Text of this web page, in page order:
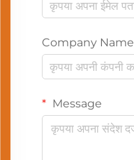
Company Name
Message